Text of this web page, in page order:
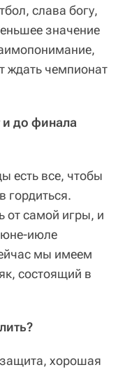
слава богу,
значение
ждать чемпионат
до финала
есть все, чтобы
гордиться.
от самой игры, и
июле
мы имеем
состоящий в
хорошая